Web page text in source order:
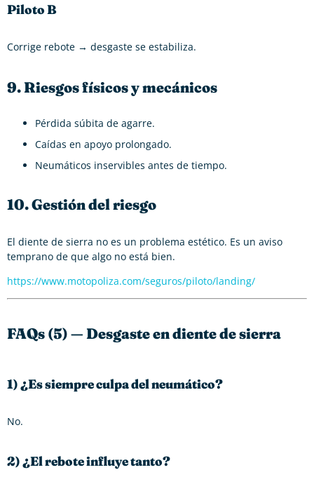
Piloto B
Corrige rebote → desgaste se estabiliza.
9. Riesgos físicos y mecánicos
Pérdida súbita de agarre.
Caídas en apoyo prolongado.
Neumáticos inservibles antes de tiempo.
10. Gestión del riesgo
El diente de sierra no es un problema estético. Es un aviso
temprano de que algo no está bien.
https://www.motopoliza.com/seguros/piloto/landing/
FAQs (5) — Desgaste en diente de sierra
1) ¿Es siempre culpa del neumático?
No.
2) ¿El rebote influye tanto?